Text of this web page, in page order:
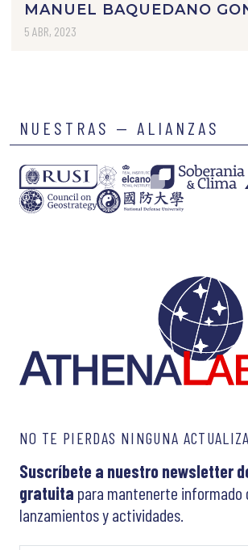
MANUEL BAQUEDANO
5 ABR, 2023
NUESTRAS — ALIANZAS
NO TE PIERDAS NINGUNA
Suscríbete a nuestro newsletter
gratuita para mantenerte informado
lanzamientos y actividades.